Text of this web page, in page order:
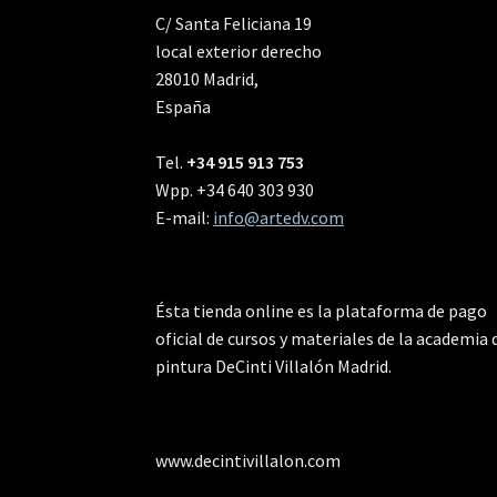
C/ Santa Feliciana 19
local exterior derecho
28010 Madrid,
España
Tel. +34 915 913 753
Wpp. +34 640 303 930
E-mail: info@artedv.com
Ésta tienda online es la plataforma de pago
oficial de cursos y materiales de la academia
pintura DeCinti Villalón Madrid.
www.decintivillalon.com